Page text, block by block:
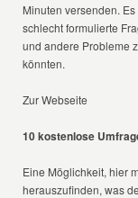
Minuten versenden.
schlecht formulierte
und andere Probleme
könnten.
Zur Webseite
10 kostenlose
Eine Möglichkeit, hier
herauszufinden, was